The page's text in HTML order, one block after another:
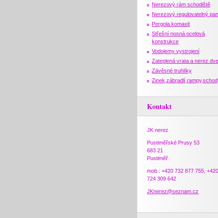
Nerezový rám schodiště
Nerezový regulovatelný
Pergola komaxit
Střešní nosná ocelová
konstrukce
Vodojemy vystrojení
Zateplená vrata a nerez
Závěsné truhlíky
Kontakt
JK nerez
Pustiměřské Prusy 53
683 21
Pustiměř
mob.: +420 732 877 755, +420
724 309 642
JKnerez@seznam.cz